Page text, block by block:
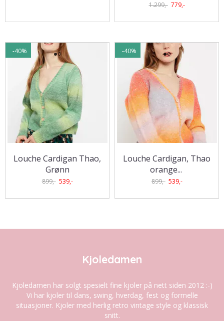
1.299,- 779,-
-40%
Louche Cardigan Thao,
Grønn
899,- 539,-
-40%
Louche Cardigan, Thao
orange...
899,- 539,-
Kjoledamen
Kjoledamen har solgt spesielt fine kjoler på nett siden 2012 :-)
Vi har kjoler til dans, swing, hverdag, fest og formelle
situasjoner. Kjoler med herlig retro vintage style og klassisk
snitt.